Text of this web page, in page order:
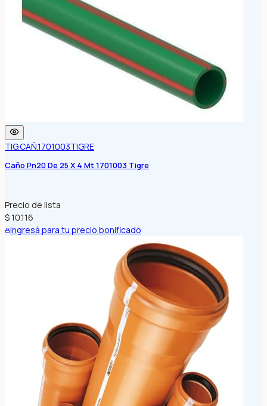
TIG.CAÑ.1701003TIGRE
Caño Pn20 De 25 X 4 Mt 1701003 Tigre
Precio de lista
$ 10.116
Ingresá para tu precio bonificado